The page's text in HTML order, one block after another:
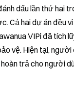
dấu lần thứ hai
Cả hai dự án đều
VIPi đã
vệ. Hiện tại,
trả cho người